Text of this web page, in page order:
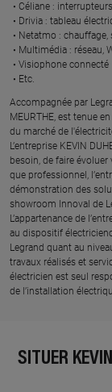
Céliane :
Drivia : tableau
Netatmo : chauffage,
Multimédia : réseau,
Visiophone connecté​
Etc.​
​Accompagnée par
MEURTHE, est tenue
du marché de
L’entreprise KEVIN
besoin, de faire
que professionnel,
démonstration des
showroom Innoval de
L’appartenance de
au dispositif
Legrand quant au
travaux réalisés et
électricien est seul
de l’installation
SITUER